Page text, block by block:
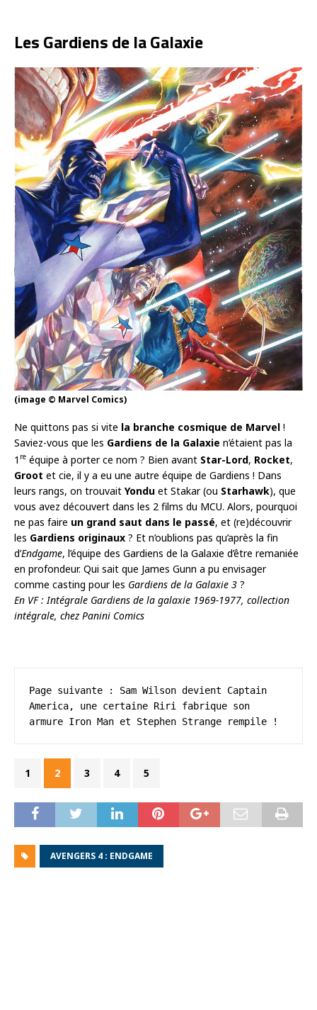
Les Gardiens de la Galaxie
(image © Marvel Comics)
Ne quittons pas si vite la branche cosmique de Marvel !
Saviez-vous que les Gardiens de la Galaxie n’étaient pas la
1 re équipe à porter ce nom ? Bien avant Star-Lord, Rocket,
Groot et cie, il y a eu une autre équipe de Gardiens ! Dans
leurs rangs, on trouvait Yondu et Stakar (ou Starhawk), que
vous avez découvert dans les 2 films du MCU. Alors, pourquoi
ne pas faire un grand saut dans le passé, et (re)découvrir
les Gardiens originaux ? Et n’oublions pas qu’après la fin
d’Endgame, l’équipe des Gardiens de la Galaxie d’être remaniée
en profondeur. Qui sait que James Gunn a pu envisager
comme casting pour les Gardiens de la Galaxie 3 ?
En VF : Intégrale Gardiens de la galaxie 1969-1977, collection
intégrale, chez Panini Comics
Page suivante : Sam Wilson devient Captain
America, une certaine Riri fabrique son
armure Iron Man et Stephen Strange rempile !
1 2 3 4 5
AVENGERS 4 : ENDGAME